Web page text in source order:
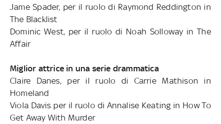
Jame Spader, per il ruolo di Raymond Reddington in
The Blacklist
Dominic West, per il ruolo di Noah Solloway in The
Affair
Miglior attrice in una serie drammatica
Claire Danes, per il ruolo di Carrie Mathison in
Homeland
Viola Davis per il ruolo di Annalise Keating in How To
Get Away With Murder